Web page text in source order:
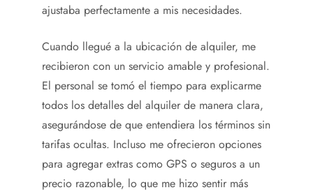
ajustaba perfectamente a mis necesidades.
Cuando llegué a la ubicación de alquiler, me
recibieron con un servicio amable y profesional.
El personal se tomó el tiempo para explicarme
todos los detalles del alquiler de manera clara,
asegurándose de que entendiera los términos sin
tarifas ocultas. Incluso me ofrecieron opciones
para agregar extras como GPS o seguros a un
precio razonable, lo que me hizo sentir más